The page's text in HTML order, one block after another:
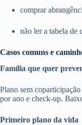
comprar
não ler a tabela de
Casos comuns e
Família que quer
Plano sem
por ano e check-up.
Primeiro plano da vida